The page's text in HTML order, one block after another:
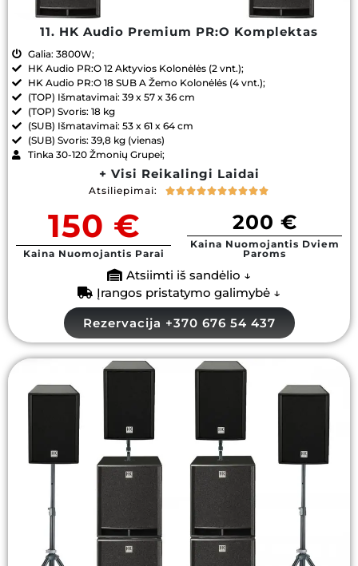
11. HK Audio Premium PR:O Komplektas
Galia: 3800W;
HK Audio PR:O 12 Aktyvios Kolonėlės (2 vnt.);
HK Audio PR:O 18 SUB A Žemo Kolonėlės (4 vnt.);
(TOP) Išmatavimai: 39 x 57 x 36 cm
(TOP) Svoris: 18 kg
(SUB) Išmatavimai: 53 x 61 x 64 cm
(SUB) Svoris: 39,8 kg (vienas)
Tinka 30-120 Žmonių Grupei;
+ Visi Reikalingi Laidai
Atsiliepimai: 
150 €
Kaina Nuomojantis Parai
200 €
Kaina Nuomojantis Dviem
Paroms
Atsiimti iš sandėlio ↓
Įrangos pristatymo galimybė ↓
Rezervacija +370 676 54 437